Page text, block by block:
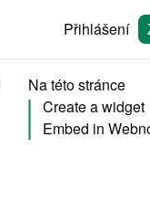
Přihlášení
Na této stránce
Create a widget
Embed in